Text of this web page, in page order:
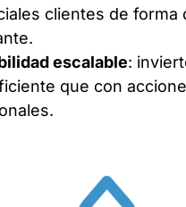
clientes de forma
escalable:
que con